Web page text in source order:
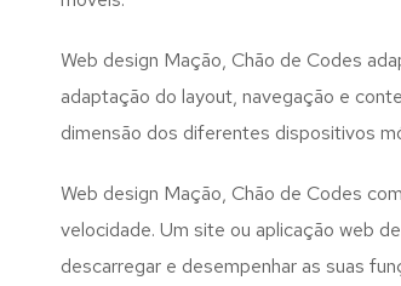
Web design Mação, Chão de Codes
adaptação do layout, navegação e
dimensão dos diferentes dispositivos
Web design Mação, Chão de Codes
velocidade. Um site ou aplicação web
descarregar e desempenhar as suas